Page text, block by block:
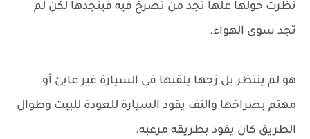
نظرت حولها علها تجد من تصرخ فيه فينجدها لكن لم
تجد سوى الهواء.
هو لم ينتظر بل زجها يلقيها في السيارة غير عابئ أو
مهتم بصراخها والتف يقود السيارة للعودة للبيت وطوال
الطريق كان يقود بطريقه مرعبه.